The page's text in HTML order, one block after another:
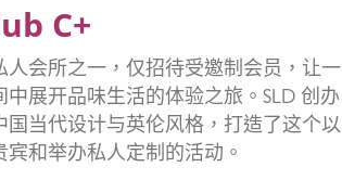
C+
会所之一，仅招待受邀制会员，让一
展开品味生活的体验之旅。SLD 创办
当代设计与英伦风格，打造了这个以
和举办私人定制的活动。